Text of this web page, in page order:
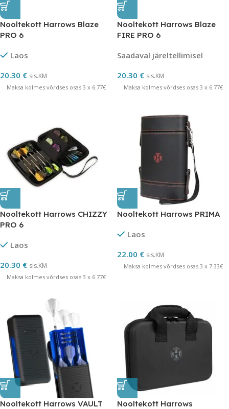
Nooltekott Harrows Blaze
PRO 6
Laos
20.30 € sis.KM
Maksa kolmes võrdses osas 3 x 6.77€
Nooltekott Harrows Blaze
FIRE PRO 6
Saadaval järeltellimisel
20.30 € sis.KM
Maksa kolmes võrdses osas 3 x 6.77€
Nooltekott Harrows CHIZZY
PRO 6
Laos
20.30 € sis.KM
Maksa kolmes võrdses osas 3 x 6.77€
Nooltekott Harrows PRIMA
Laos
22.00 € sis.KM
Maksa kolmes võrdses osas 3 x 7.33€
Nooltekott Harrows VAULT
Nooltekott Harrows